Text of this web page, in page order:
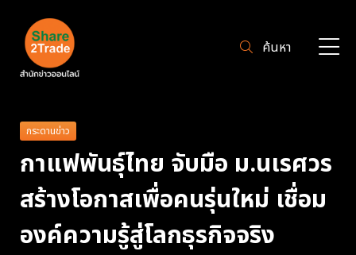
ค้นหา
กระดานข่าว
กาแฟพันธุ์ไทย จับมือ ม.นเรศวร
สร้างโอกาสเพื่อคนรุ่นใหม่ เชื่อม
องค์ความรู้สู่โลกธุรกิจจริง